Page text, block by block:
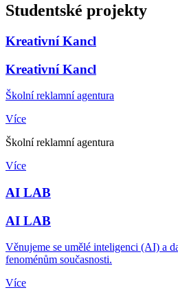
Studentské projekty
Kreativní Kancl
Kreativní Kancl
Školní reklamní agentura
Více
Školní reklamní agentura
Více
AI LAB
AI LAB
Věnujeme se umělé inteligenci (AI) a
fenoménům současnosti.
Více